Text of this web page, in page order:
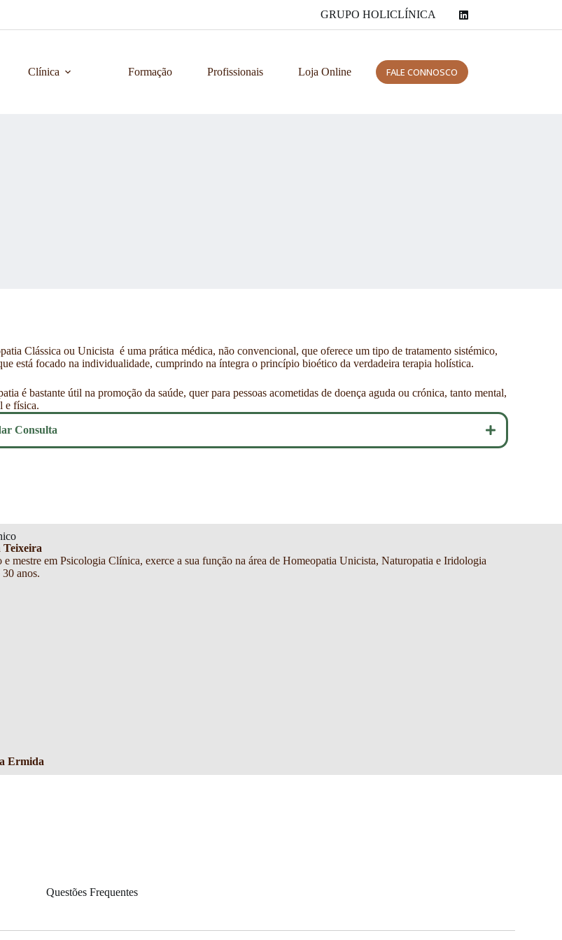
GRUPO HOLICLÍNICA
Clínica Formação Profissionais Loja Online FALE CONNOSCO
Clássica ou Unicista é uma prática médica, não convencional, que oferece um tipo de tratamento sistémico,
está focado na individualidade, cumprindo na íntegra o princípio bioético da verdadeira terapia holística.
é bastante útil na promoção da saúde, quer para pessoas acometidas de doença aguda ou crónica, tanto mental,
e física.
Consulta
e mestre em Psicologia Clínica, exerce a sua função na área de Homeopatia Unicista, Naturopatia e Iridologia
anos.
Ermida
Questões Frequentes